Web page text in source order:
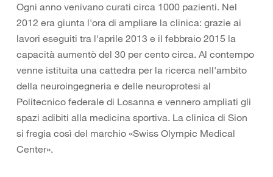
Ogni anno venivano curati circa 1000 pazienti. Nel
2012 era giunta l'ora di ampliare la clinica: grazie ai
lavori eseguiti tra l'aprile 2013 e il febbraio 2015 la
capacità aumentò del 30 per cento circa. Al contempo
venne istituita una cattedra per la ricerca nell'ambito
della neuroingegneria e delle neuroprotesi al
Politecnico federale di Losanna e vennero ampliati gli
spazi adibiti alla medicina sportiva. La clinica di Sion
si fregia così del marchio «Swiss Olympic Medical
Center».